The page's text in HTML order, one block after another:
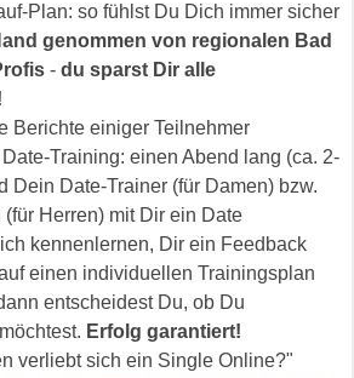
Plan: so fühlst Du Dich immer sicher
genommen von regionalen Bad
- du sparst Dir alle
Berichte einiger Teilnehmer
Training: einen Abend lang (ca. 2-
Dein Date-Trainer (für Damen) bzw.
(für Herren) mit Dir ein Date
kennenlernen, Dir ein Feedback
einen individuellen Trainingsplan
entscheidest Du, ob Du
Erfolg garantiert!
verliebt sich ein Single Online?"